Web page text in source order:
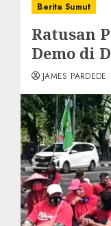
Berita Sumut
Ratusan
Demo di
JAMES PARDEDE